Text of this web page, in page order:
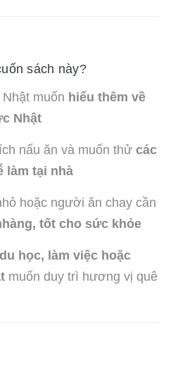
sách này?
muốn hiểu thêm về
Nhật
nấu ăn và muốn thử các
làm tại nhà
hoặc người ăn chay cần
tốt cho sức khỏe
du học, làm việc hoặc
muốn duy trì hương vị quê